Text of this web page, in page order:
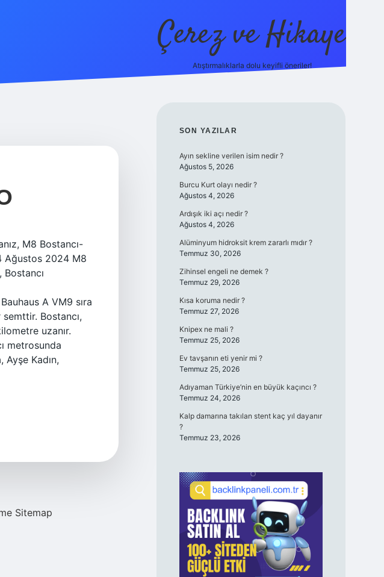
Çerez ve Hikaye
Atıştırmalıklarla dolu keyifli öneriler!
M8 Bostancı-
Ağustos 2024 M8
A VM9 sıra
semttir. Bostancı,
uzanır.
metrosunda
Kadın,
Sitemap
SIDEBAR
SON YAZILAR
Ayın sekline verilen isim nedir ?
Ağustos 5, 2026
Burcu Kurt olayı nedir ?
Ağustos 4, 2026
Ardışık iki açı nedir ?
Ağustos 4, 2026
Alüminyum hidroksit krem zararlı mıdır ?
Temmuz 30, 2026
Zihinsel engeli ne demek ?
Temmuz 29, 2026
Kısa koruma nedir ?
Temmuz 27, 2026
Knipex ne mali ?
Temmuz 25, 2026
Ev tavşanın eti yenir mi ?
Temmuz 25, 2026
Adıyaman Türkiye’nin en büyük kaçıncı ?
Temmuz 24, 2026
Kalp damarına takılan stent kaç yıl dayanır
?
Temmuz 23, 2026